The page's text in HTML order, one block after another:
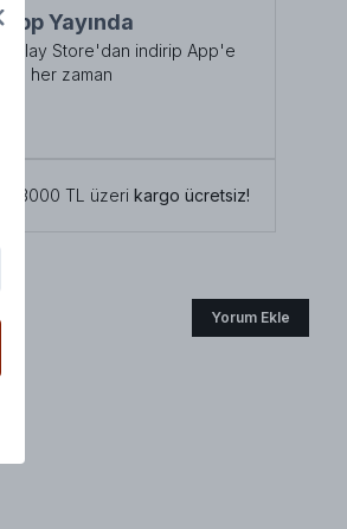
Yayında
Play Store'dan indirip App'e
her zaman
3000 TL üzeri kargo ücretsiz!
Yorum Ekle